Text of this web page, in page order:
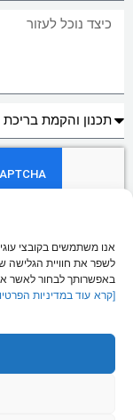
לשפר את חוויית הגלישה
באפשרותך לבחור לאשר
[קרא עוד במדיניות
13), ולמטרות המפורטות
נעשית מרצוני החופשי,